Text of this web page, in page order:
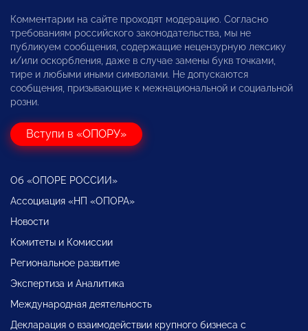
Комментарии на сайте проходят модерацию. Согласно
требованиям российского законодательства, мы не
публикуем сообщения, содержащие нецензурную лексику
и/или оскорбления, даже в случае замены букв точками,
тире и любыми иными символами. Не допускаются
сообщения, призывающие к межнациональной и социальной
розни.
Вступи в «ОПОРУ»
Об «ОПОРЕ РОССИИ»
Ассоциация «НП «ОПОРА»
Новости
Комитеты и Комиссии
Региональное развитие
Экспертиза и Аналитика
Международная деятельность
Декларация о взаимодействии крупного бизнеса с